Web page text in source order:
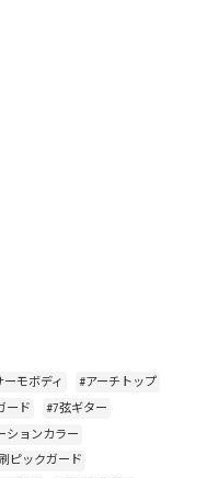
ーモボディ
#アーチトップ
ード
#7弦ギター
ションカラー
ピックガード